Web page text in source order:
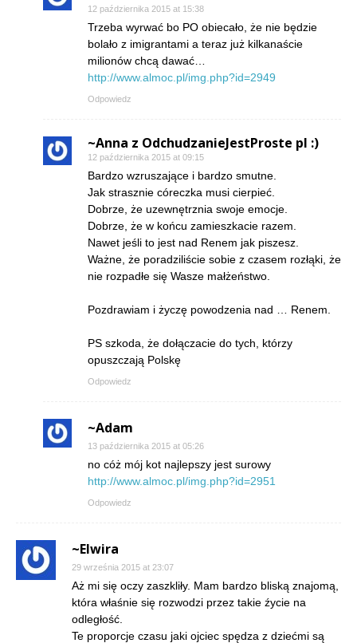
12 października 2015 at 15:38
Trzeba wyrwać bo PO obiecało, że nie będzie
bolało z imigrantami a teraz już kilkanaście
milionów chcą dawać…
http://www.almoc.pl/img.php?id=2949
Odpowiedz
~Anna z OdchudzanieJestProste pl :)
12 października 2015 at 09:15
Bardzo wzruszające i bardzo smutne.
Jak strasznie córeczka musi cierpieć.
Dobrze, że uzewnętrznia swoje emocje.
Dobrze, że w końcu zamieszkacie razem.
Nawet jeśli to jest nad Renem jak piszesz.
Ważne, że poradziliście sobie z czasem rozłąki, że
nie rozpadłe się Wasze małżeństwo.
Pozdrawiam i życzę powodzenia nad … Renem.
PS szkoda, że dołączacie do tych, którzy
opuszczają Polskę
Odpowiedz
~Adam
13 października 2015 at 05:26
no cóż mój kot najlepszy jest surowy
http://www.almoc.pl/img.php?id=2951
Odpowiedz
~Elwira
29 września 2015 at 23:07
Aż mi się oczy zaszkliły. Mam bardzo bliską znajomą,
która właśnie się rozwodzi przez takie źycie na
odległość.
Te proporcje czasu jaki ojciec spędza z dziećmi są